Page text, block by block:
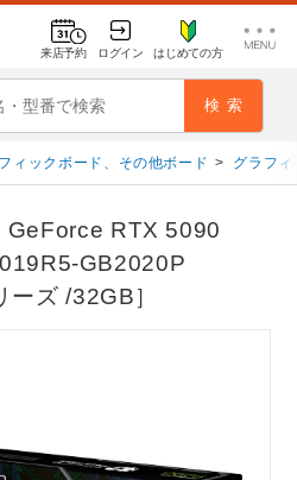
来店予約 ログイン はじめての方
ィックボード、その他ボード > グラフ
GeForce RTX 5090
GB2020P
ーズ /32GB］